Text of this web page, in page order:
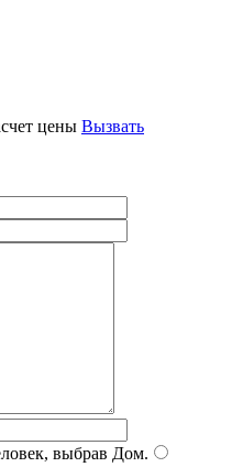
цены Вызвать
выбрав Дом.